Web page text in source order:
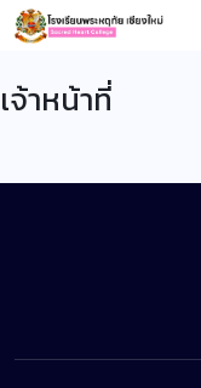
เจ้าหน้าที่